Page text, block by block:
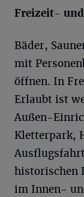
Freizeit-
Bäder,
mit
öffnen. In
Erlaubt ist
Außen-
Kletterpark,
historischen
im Innen-